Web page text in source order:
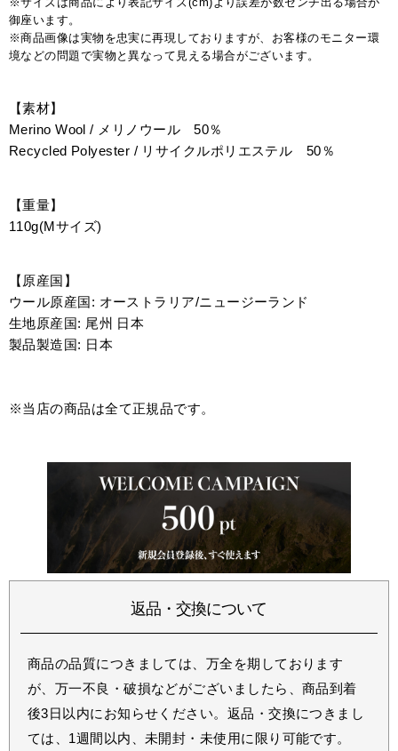
御座います。
※商品画像は実物を忠実に再現しておりますが、お客様のモニター環
境などの問題で実物と異なって見える場合がございます。
【素材】
Merino Wool / メリノウール 50％
Recycled Polyester / リサイクルポリエステル 50％
【重量】
110g(Mサイズ)
【原産国】
ウール原産国: オーストラリア/ニュージーランド
生地原産国: 尾州 日本
製品製造国: 日本
※当店の商品は全て正規品です。
返品・交換について
商品の品質につきましては、万全を期しております
が、万一不良・破損などがございましたら、商品到着
後3日以内にお知らせください。返品・交換につきまし
ては、1週間以内、未開封・未使用に限り可能です。